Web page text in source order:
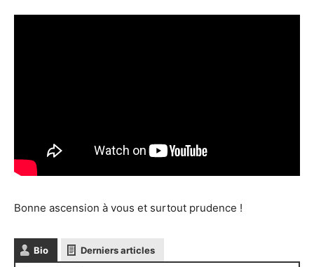
Bonne ascension à vous et surtout prudence !
Bio Derniers articles